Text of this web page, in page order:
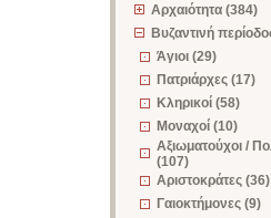
Αρχαιότητα (384)
Βυζαντινή
Άγιοι (29)
Πατριάρχες (17)
Κληρικοί (58)
Μοναχοί (10)
Αξιωματούχοι /
(107)
Αριστοκράτες (36)
Γαιοκτήμονες (9)